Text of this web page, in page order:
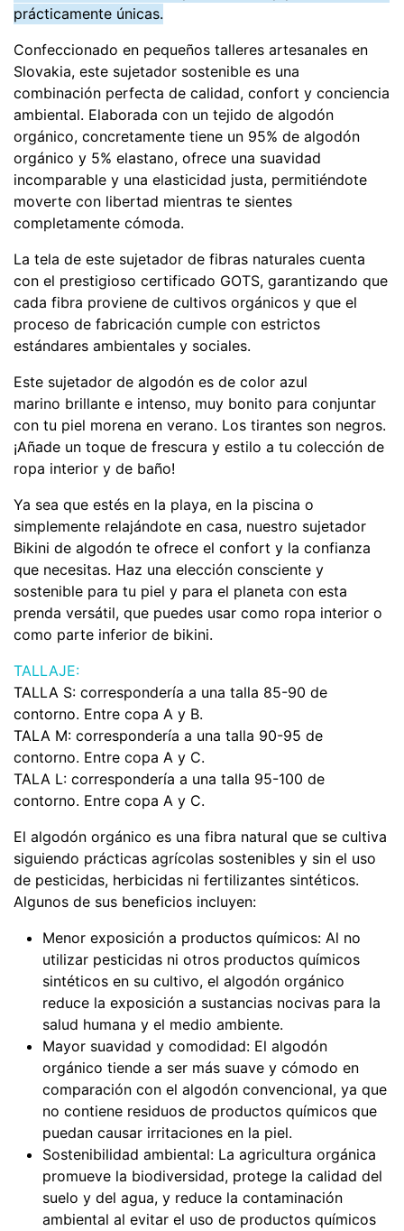
prácticamente únicas.
Confeccionado en pequeños talleres artesanales en
Slovakia, este sujetador sostenible es una
combinación perfecta de calidad, confort y conciencia
ambiental. Elaborada con un tejido de algodón
orgánico, concretamente tiene un 95% de algodón
orgánico y 5% elastano, ofrece una suavidad
incomparable y una elasticidad justa, permitiéndote
moverte con libertad mientras te sientes
completamente cómoda.
La tela de este sujetador de fibras naturales cuenta
con el prestigioso certificado GOTS, garantizando que
cada fibra proviene de cultivos orgánicos y que el
proceso de fabricación cumple con estrictos
estándares ambientales y sociales.
Este sujetador de algodón es de color azul
marino brillante e intenso, muy bonito para conjuntar
con tu piel morena en verano. Los tirantes son negros.
¡Añade un toque de frescura y estilo a tu colección de
ropa interior y de baño!
Ya sea que estés en la playa, en la piscina o
simplemente relajándote en casa, nuestro sujetador
Bikini de algodón te ofrece el confort y la confianza
que necesitas. Haz una elección consciente y
sostenible para tu piel y para el planeta con esta
prenda versátil, que puedes usar como ropa interior o
como parte inferior de bikini.
TALLAJE:
TALLA S: correspondería a una talla 85-90 de
contorno. Entre copa A y B.
TALA M: correspondería a una talla 90-95 de
contorno. Entre copa A y C.
TALA L: correspondería a una talla 95-100 de
contorno. Entre copa A y C.
El algodón orgánico es una fibra natural que se cultiva
siguiendo prácticas agrícolas sostenibles y sin el uso
de pesticidas, herbicidas ni fertilizantes sintéticos.
Algunos de sus beneficios incluyen:
Menor exposición a productos químicos: Al no
utilizar pesticidas ni otros productos químicos
sintéticos en su cultivo, el algodón orgánico
reduce la exposición a sustancias nocivas para la
salud humana y el medio ambiente.
Mayor suavidad y comodidad: El algodón
orgánico tiende a ser más suave y cómodo en
comparación con el algodón convencional, ya que
no contiene residuos de productos químicos que
puedan causar irritaciones en la piel.
Sostenibilidad ambiental: La agricultura orgánica
promueve la biodiversidad, protege la calidad del
suelo y del agua, y reduce la contaminación
ambiental al evitar el uso de productos químicos